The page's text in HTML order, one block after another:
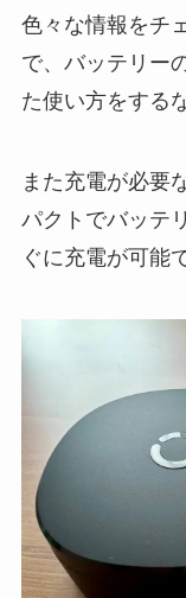
色々な情報をチ
で、バッテリー
た使い方をする
また充電が必要
パクトでバッテ
ぐに充電が可能